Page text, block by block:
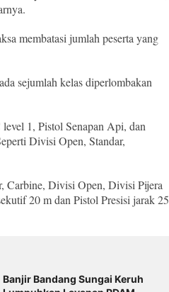
membatasi jumlah peserta yang
sejumlah kelas diperlombakan
1, Pistol Senapan Api, dan
Divisi Open, Standar,
Carbine, Divisi Open, Divisi Pijera
20 m dan Pistol Presisi jarak 25
Banjir Bandang Sungai Keruh